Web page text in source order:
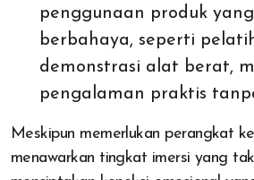
penggunaan produk
berbahaya, seperti
demonstrasi alat berat,
pengalaman praktis
Meskipun memerlukan perangkat
menawarkan tingkat imersi yang